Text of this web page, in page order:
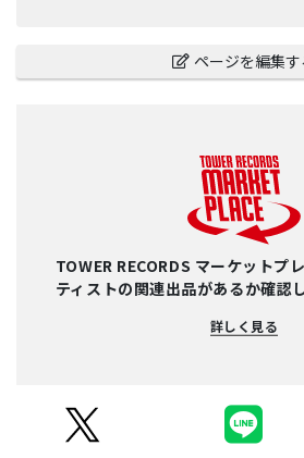
ページを編集す
TOWER RECORDS マーケットプ
ティストの関連出品があるか確認
詳しく見る